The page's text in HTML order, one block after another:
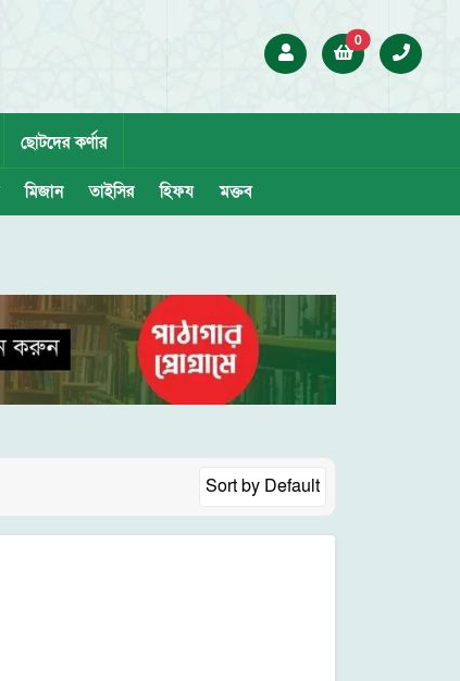
0
ছোটদের কর্ণার
মিজান তাইসির হিফয মক্তব
Sort by Default